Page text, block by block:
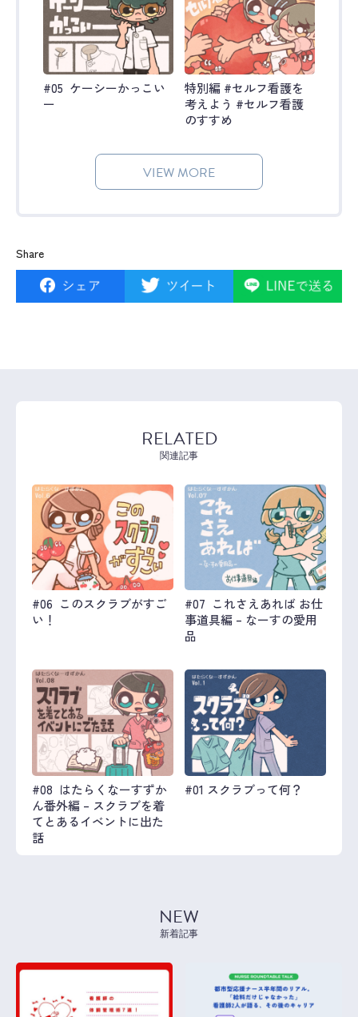
#05 ケーシーかっこい
ー
特別編 #セルフ看護を
考えよう #セルフ看護
のすすめ
VIEW MORE
Share
RELATED
関連記事
#06 このスクラブがすご
い！
#07 これさえあれば お仕
事道具編 – なーすの愛用
品
#08 はたらくなーすずか
ん番外編 – スクラブを着
てとあるイベントに出た
話
#01 スクラブって何？
NEW
新着記事